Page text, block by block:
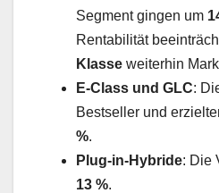
Segment gingen um
Rentabilität
Klasse weiterhin
E-Class und GLC:
Bestseller und
%.
Plug-in-Hybride: Die
13 %.